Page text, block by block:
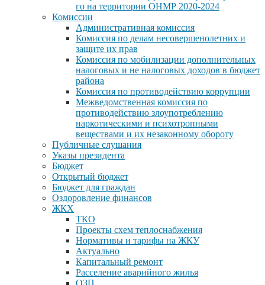
го на территории ОНМР 2020-2024
Комиссии
Административная комиссия
Комиссия по делам несовершенолетних и
защите их прав
Комиссия по мобилизации дополнительных
налоговых и не налоговых доходов в бюджет
района
Комиссия по противодействию коррупции
Межведомственная комиссия по
противодействию злоупотреблению
наркотическими и психотропными
веществами и их незаконному обороту
Публичные слушания
Указы президента
Бюджет
Открытый бюджет
Бюджет для граждан
Оздоровление финансов
ЖКХ
ТКО
Проекты схем теплоснабжения
Нормативы и тарифы на ЖКУ
Актуально
Капитальный ремонт
Расселение аварийного жилья
ОЗП